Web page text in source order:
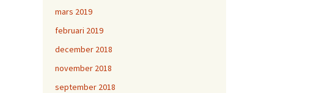
mars 2019
februari 2019
december 2018
november 2018
september 2018